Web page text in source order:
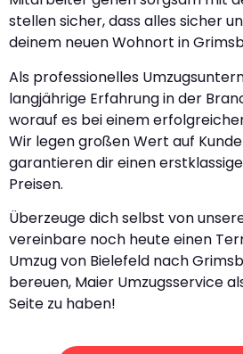
stellen sicher, dass alles sicher
deinem neuen Wohnort in
Als professionelles
langjährige Erfahrung in der
worauf es bei einem
Wir legen großen Wert auf
garantieren dir einen
Preisen.
Überzeuge dich selbst von
vereinbare noch heute einen
Umzug von Bielefeld nach
bereuen, Maier Umzugsservice
Seite zu haben!